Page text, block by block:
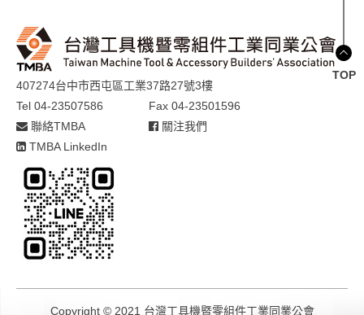
407274台中市西屯區工業37路27號3樓
Tel 04-23507586
Fax 04-23501596
聯絡TMBA
關注我們
TMBA LinkedIn
Copyright © 2021 台灣工具機暨零組件工業同業公會
TOP